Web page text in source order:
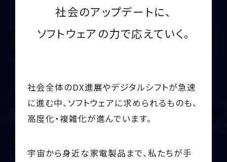
社会のアップデートに、
ソフトウェアの力で応えていく。
社会全体のDX進展やデジタルシフトが急速
に進む中、 ソフトウェアに求められるものも、
高度化・複雑化が進んでいます。
宇宙から身近な家電製品まで、私たちが手